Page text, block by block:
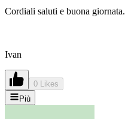
Cordiali saluti e buona giornata.
Ivan
0 Likes
Più